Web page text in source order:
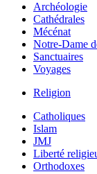
Archéologie
Cathédrales
Mécénat
Notre-Dame
Sanctuaires
Voyages
Religion
Catholiques
Islam
JMJ
Liberté
Orthodoxes